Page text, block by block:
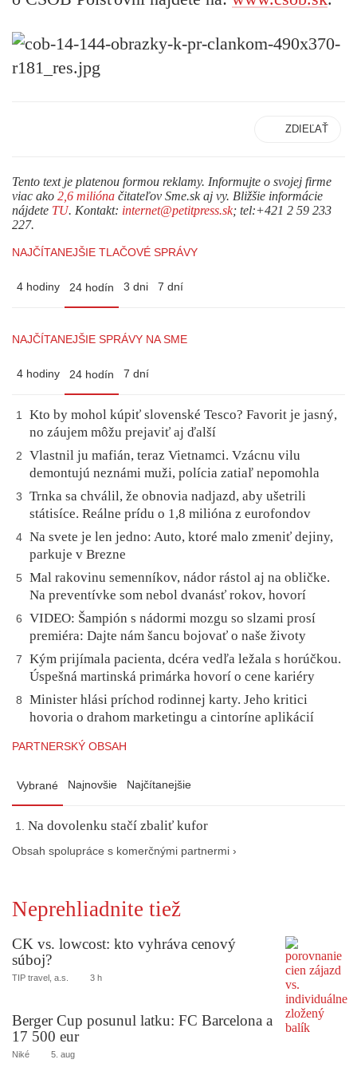
ZDIEĽAŤ
Tento text je platenou formou reklamy. Informujte o svojej firme
viac ako 2,6 milióna čitateľov Sme.sk aj vy. Bližšie informácie
nájdete TU. Kontakt: internet@petitpress.sk; tel:+421 2 59 233
227.
NAJČÍTANEJŠIE TLAČOVÉ SPRÁVY
4 hodiny 24 hodín 3 dni 7 dní
NAJČÍTANEJŠIE SPRÁVY NA SME
4 hodiny 24 hodín 7 dní
1
Kto by mohol kúpiť slovenské Tesco? Favorit je jasný,
no záujem môžu prejaviť aj ďalší
2
Vlastnil ju mafián, teraz Vietnamci. Vzácnu vilu
demontujú neznámi muži, polícia zatiaľ nepomohla
3
Trnka sa chválil, že obnovia nadjazd, aby ušetrili
státisíce. Reálne prídu o 1,8 milióna z eurofondov
4 Na svete je len jedno: Auto, ktoré malo zmeniť dejiny,
parkuje v Brezne
5
Mal rakovinu semenníkov, nádor rástol aj na obličke.
Na preventívke som nebol dvanásť rokov, hovorí
6
VIDEO: Šampión s nádormi mozgu so slzami prosí
premiéra: Dajte nám šancu bojovať o naše životy
7
Kým prijímala pacienta, dcéra vedľa ležala s horúčkou.
Úspešná martinská primárka hovorí o cene kariéry
8
Minister hlási príchod rodinnej karty. Jeho kritici
hovoria o drahom marketingu a cintoríne aplikácií
PARTNERSKÝ OBSAH
Vybrané Najnovšie Najčítanejšie
Na dovolenku stačí zbaliť kufor
Obsah spolupráce s komerčnými partnermi ›
Neprehliadnite tiež
CK vs. lowcost: kto vyhráva cenový
súboj?
TIP travel, a.s. 3 h
Berger Cup posunul latku: FC Barcelona a
17 500 eur
Niké 5. aug